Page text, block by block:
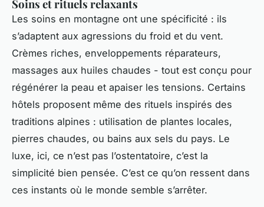
Soins et rituels relaxants
Les soins en montagne ont une spécificité : ils
s’adaptent aux agressions du froid et du vent.
Crèmes riches, enveloppements réparateurs,
massages aux huiles chaudes - tout est conçu pour
régénérer la peau et apaiser les tensions. Certains
hôtels proposent même des rituels inspirés des
traditions alpines : utilisation de plantes locales,
pierres chaudes, ou bains aux sels du pays. Le
luxe, ici, ce n’est pas l’ostentatoire, c’est la
simplicité bien pensée. C’est ce qu’on ressent dans
ces instants où le monde semble s’arrêter.